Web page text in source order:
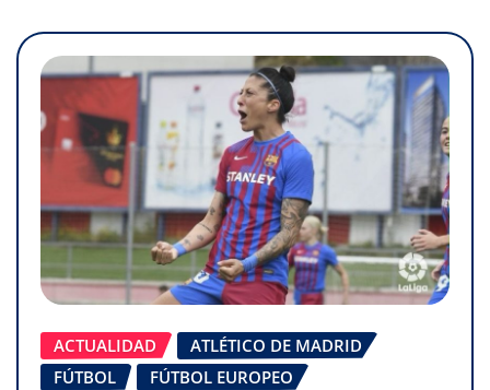
ACTUALIDAD
ATLÉTICO DE MADRID
FÚTBOL
FÚTBOL EUROPEO